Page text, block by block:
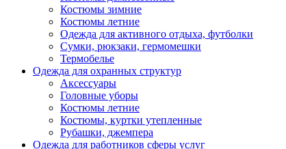
Костюмы зимние
Костюмы летние
Одежда для активного отдыха, футболки
Сумки, рюкзаки, гермомешки
Термобелье
Одежда для охранных структур
Аксессуары
Головные уборы
Костюмы летние
Костюмы, куртки утепленные
Рубашки, джемпера
Одежда для работников сферы услуг